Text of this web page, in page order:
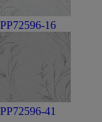
PP72596-16
PP72596-41